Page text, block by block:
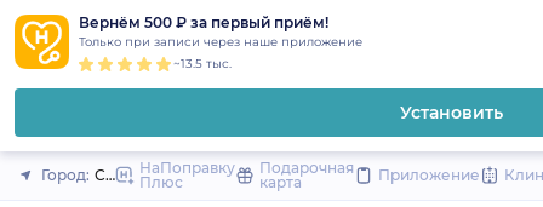
Вернём 500 ₽ за первый приём!
Только при записи через наше приложение
~13.5 тыс.
Установить
Закрыть
Город: Санкт-Петербург
НаПоправку
Плюс
Подарочная
карта
Приложение